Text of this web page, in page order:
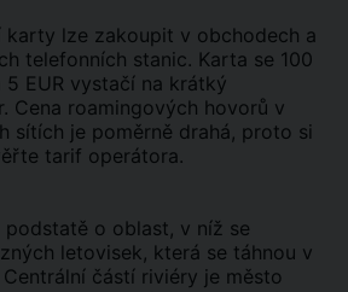
karty lze zakoupit v obchodech a
telefonních stanic. Karta se 100
EUR vystačí na krátký
Cena roamingových hovorů v
sítích je poměrně drahá, proto si
tarif operátora.
podstatě o oblast, v níž se
letovisek, která se táhnou v
částí riviéry je město